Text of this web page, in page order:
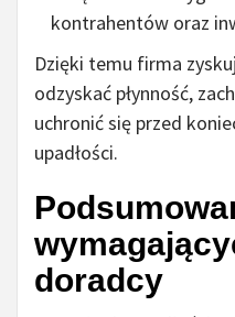
kontrahentów oraz
Dzięki temu firma
odzyskać płynność,
uchronić się przed
upadłości.
doradcy